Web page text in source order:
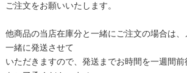
ご注文をお願いいたします。
他商品の当店在庫分と一緒にご注文の場合は、
一緒に発送させて
いただきますので、発送までお時間を一週間前